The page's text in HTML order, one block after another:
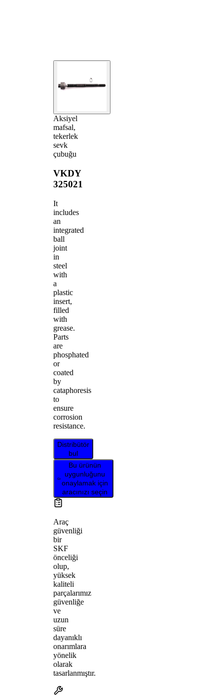
Aksiyel
mafsal,
tekerlek
sevk
çubuğu
VKDY
325021
It
includes
an
integrated
ball
joint
in
steel
with
a
plastic
insert,
filled
with
grease.
Parts
are
phosphated
or
coated
by
cataphoresis
to
ensure
corrosion
resistance.
Distribütör
bul
Bu ürünün
uygunluğunu
onaylamak için
aracınızı seçin
Araç
güvenliği
bir
SKF
önceliği
olup,
yüksek
kaliteli
parçalarımız
güvenliğe
ve
uzun
süre
dayanıklı
onarımlara
yönelik
olarak
tasarlanmıştır.